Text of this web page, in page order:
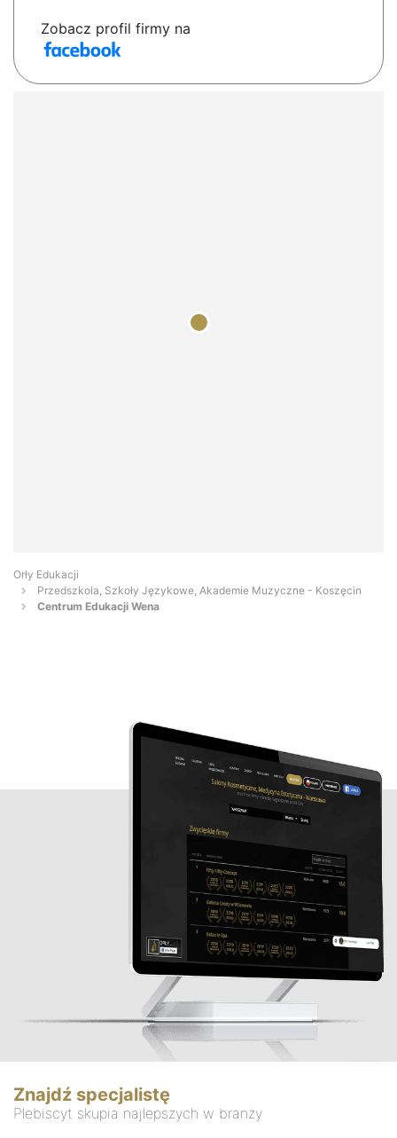
Zobacz profil firmy na
Orły Edukacji
Przedszkola, Szkoły Językowe, Akademie Muzyczne - Koszęcin
Centrum Edukacji Wena
Znajdź specjalistę
Plebiscyt skupia najlepszych w branży